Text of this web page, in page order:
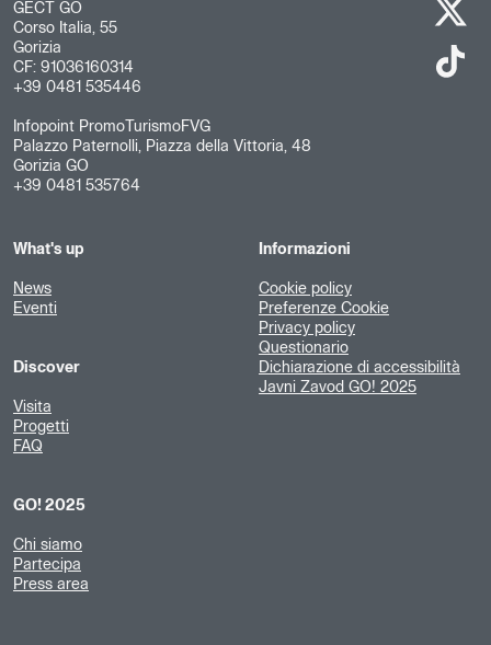
GECT GO
Corso Italia, 55
Gorizia
CF: 91036160314
+39 0481 535446
Infopoint PromoTurismoFVG
Palazzo Paternolli, Piazza della Vittoria, 48
Gorizia GO
+39 0481 535764
What's up
News
Eventi
Discover
Visita
Progetti
FAQ
GO! 2025
Chi siamo
Partecipa
Press area
Informazioni
Cookie policy
Preferenze Cookie
Privacy policy
Questionario
Dichiarazione di accessibilità
Javni Zavod GO! 2025